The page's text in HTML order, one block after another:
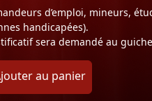
d’emploi, mineurs,
handicapées).
sera demandé au
au panier